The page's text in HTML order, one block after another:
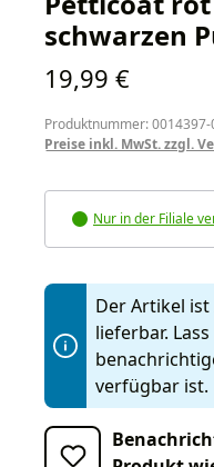
schwarzen
Regulärer Preis:
19,99 €
Produktnummer: 0014397-
Preise inkl. MwSt. zzgl.
Nur in der Filiale
Der Artikel
lieferbar.
verfügbar ist.